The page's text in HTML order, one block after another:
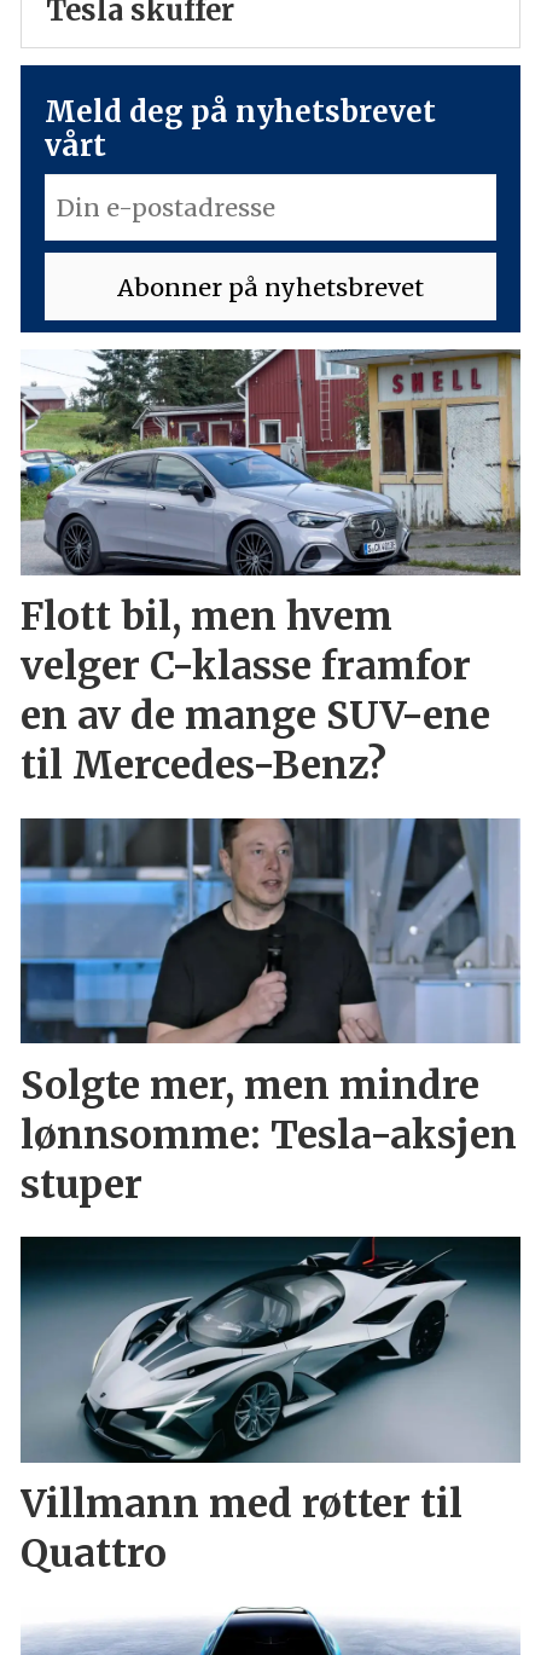
Tesla skuffer
Meld deg på nyhetsbrevet
vårt
Flott bil, men hvem
velger C-klasse framfor
en av de mange SUV-ene
til Mercedes-Benz?
Solgte mer, men mindre
lønnsomme: Tesla-aksjen
stuper
Villmann med røtter til
Quattro